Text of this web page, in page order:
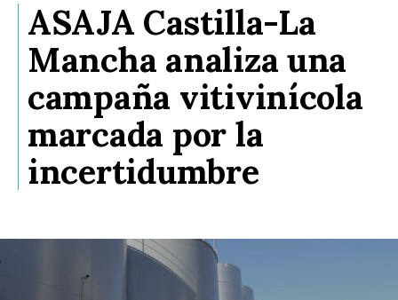
ASAJA Castilla-La
Mancha analiza una
campaña vitivinícola
marcada por la
incertidumbre